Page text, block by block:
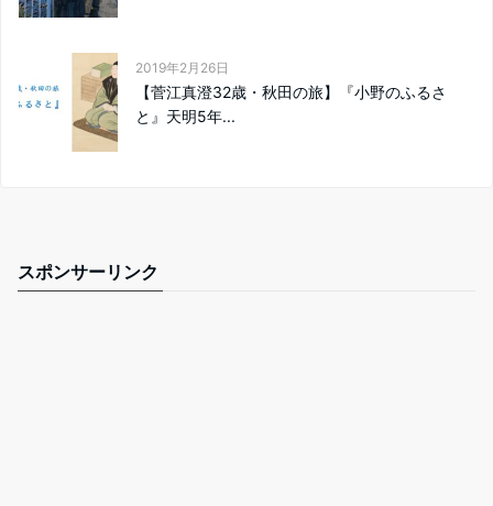
2019年2月26日
【菅江真澄32歳・秋田の旅】『小野のふるさ
と』天明5年...
スポンサーリンク